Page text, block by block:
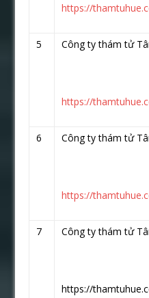
https://
5 Công ty thám tử
https://
6 Công ty thám tử
https://
7 Công ty thám tử
https://